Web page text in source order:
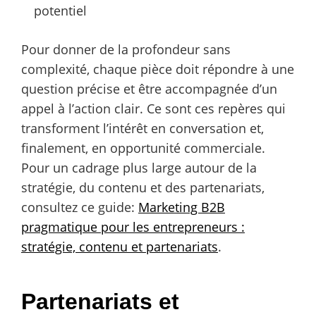
potentiel
Pour donner de la profondeur sans
complexité, chaque pièce doit répondre à une
question précise et être accompagnée d’un
appel à l’action clair. Ce sont ces repères qui
transforment l’intérêt en conversation et,
finalement, en opportunité commerciale.
Pour un cadrage plus large autour de la
stratégie, du contenu et des partenariats,
consultez ce guide: Marketing B2B
pragmatique pour les entrepreneurs :
stratégie, contenu et partenariats.
Partenariats et